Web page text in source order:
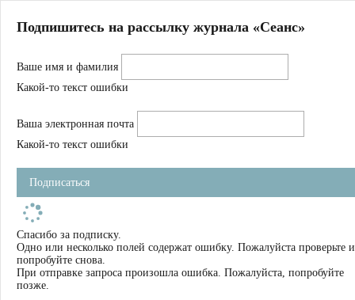
Магазин
Журнал
Школа
Устав
Фильмы
Имена
Тэги
О нас
Журнал
Книги
Подпишитесь на рассылку журнала «Сеанс»
Ваше имя и фамилия
Какой-то текст ошибки
Ваша электронная почта
Какой-то текст ошибки
Подписаться
Спасибо за подписку.
Одно или несколько полей содержат ошибку. Пожалуйста проверьте и
попробуйте снова.
При отправке запроса произошла ошибка. Пожалуйста, попробуйте
позже.